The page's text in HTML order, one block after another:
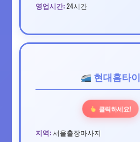
영업시간: 24시간
현대홈타이
클릭하세요!
지역: 서울출장마사지